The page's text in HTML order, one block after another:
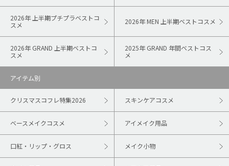
2026年 上半期プチプラベストコ
スメ
2026年 MEN 上半期ベストコスメ
2026年 GRAND 上半期ベストコ
スメ
2025年 GRAND 年間ベストコス
メ
アイテム別
クリスマスコフレ特集2026 スキンケアコスメ
ベースメイクコスメ アイメイク用品
口紅・リップ・グロス メイク小物